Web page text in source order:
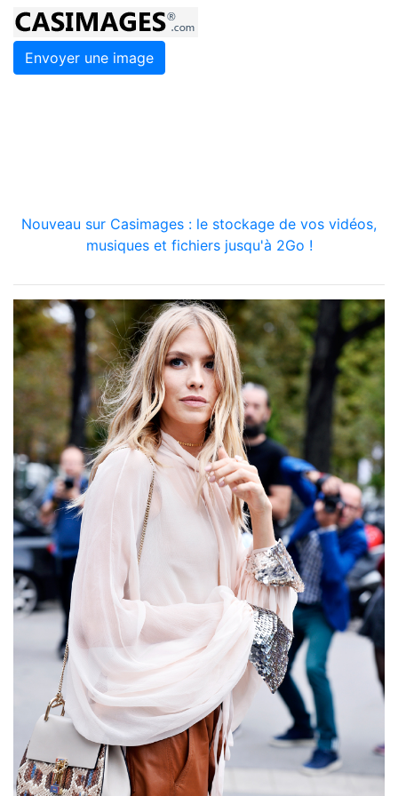
Envoyer une image
Nouveau sur Casimages : le stockage de vos vidéos,
musiques et fichiers jusqu'à 2Go !